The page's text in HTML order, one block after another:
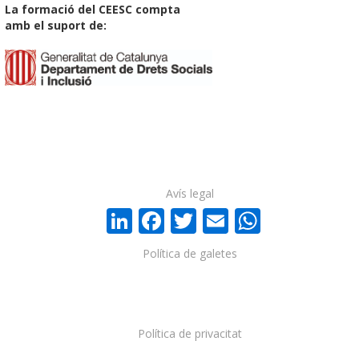
La formació del CEESC compta
amb el suport de:
LinkedIn
Facebook
Twitter
Email
Política de privacitat
Política de galetes
Avís legal